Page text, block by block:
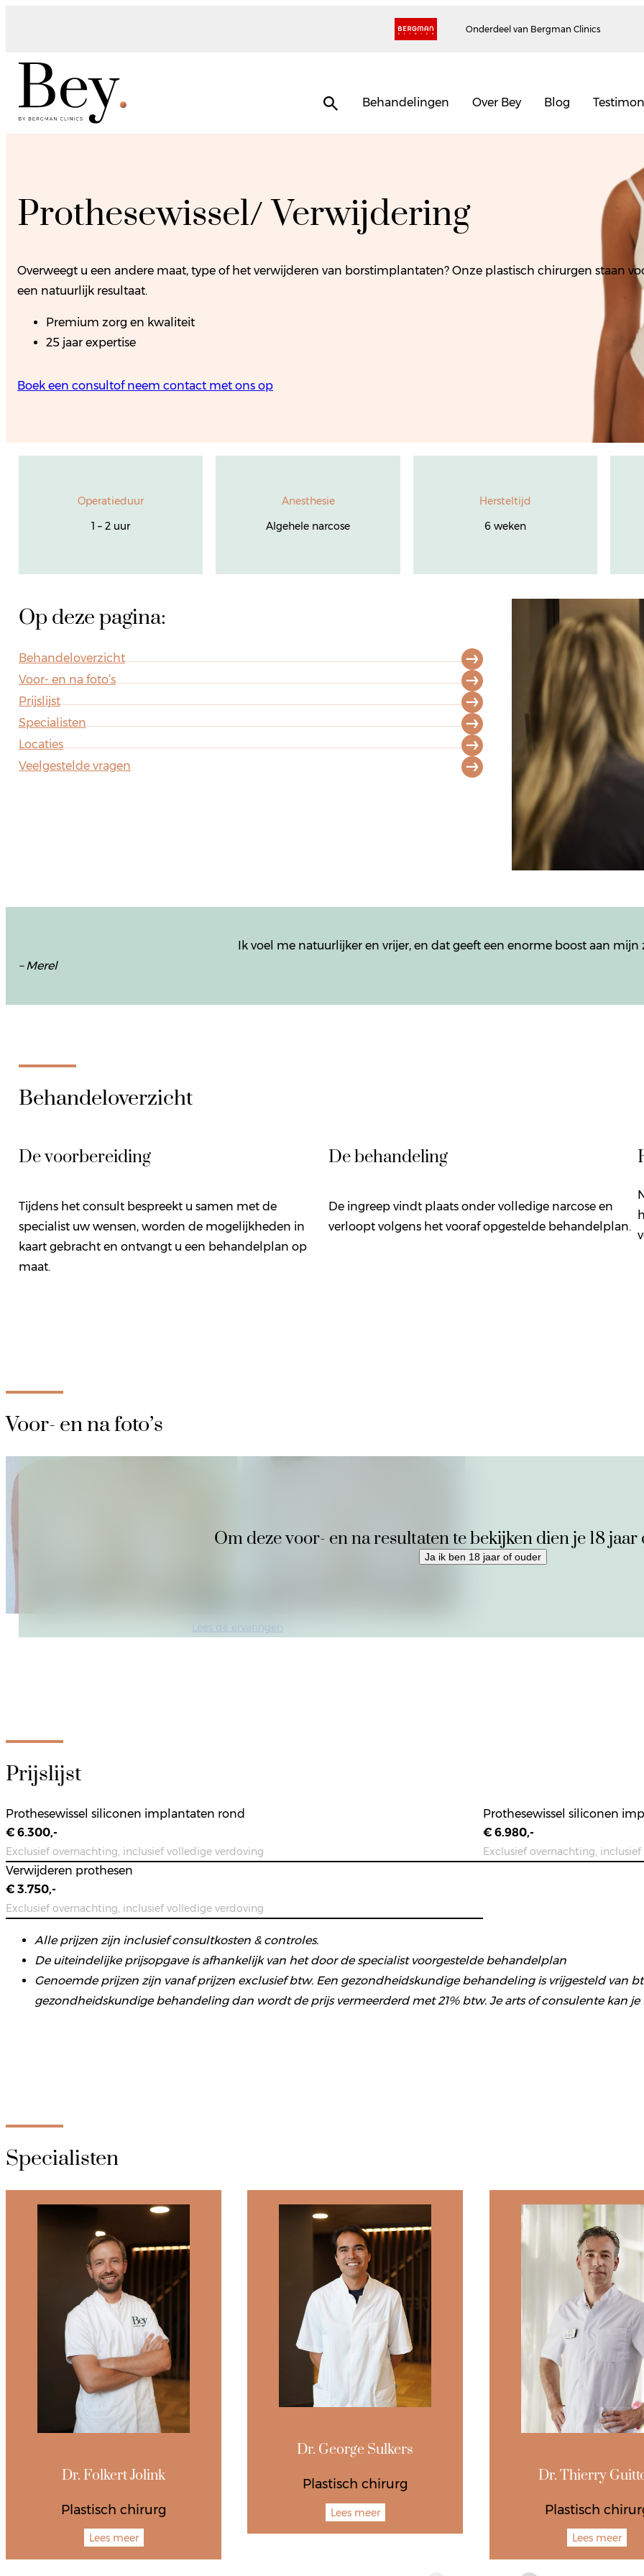
Onderdeel van Bergman Clinics
Behandelingen Over Bey Blog
Prothesewissel/ Verwijdering
Overweegt u een andere maat, type of het verwijderen van borstimplantaten? Onze plastisch chirurgen staan
een natuurlijk resultaat.
Premium zorg en kwaliteit
25 jaar expertise
Boek een consultof neem contact met ons op
Operatieduur
1 – 2 uur
Anesthesie
Algehele narcose
Hersteltijd
6 weken
Op deze pagina:
Behandeloverzicht
Voor- en na foto’s
Prijslijst
Specialisten
Locaties
Veelgestelde vragen
Ik voel me natuurlijker en vrijer, en dat geeft een enorme boost aan
– Merel
Behandeloverzicht
De voorbereiding
Tijdens het consult bespreekt u samen met de
specialist uw wensen, worden de mogelijkheden in
kaart gebracht en ontvangt u een behandelplan op
maat.
De behandeling
De ingreep vindt plaats onder volledige narcose en
verloopt volgens het vooraf opgestelde behandelplan.
Voor- en na foto’s
Lees de ervaringen
Om deze voor- en na resultaten te bekijken dien je 18
Ja ik ben 18 jaar of ouder
Prijslijst
Prothesewissel siliconen implantaten rond
€ 6.300,-
Exclusief overnachting, inclusief volledige verdoving
Prothesewissel siliconen
€ 6.980,-
Exclusief overnachting,
Verwijderen prothesen
€ 3.750,-
Exclusief overnachting, inclusief volledige verdoving
Alle prijzen zijn inclusief consultkosten & controles.
De uiteindelijke prijsopgave is afhankelijk van het door de specialist voorgestelde behandelplan
Genoemde prijzen zijn vanaf prijzen exclusief btw. Een gezondheidskundige behandeling is vrijgesteld van
gezondheidskundige behandeling dan wordt de prijs vermeerderd met 21% btw. Je arts of consulente kan
Specialisten
Dr. Folkert Jolink
Plastisch chirurg
Lees meer
Dr. George Sulkers
Plastisch chirurg
Lees meer
Dr. Thierry
Plastisch
Lees meer